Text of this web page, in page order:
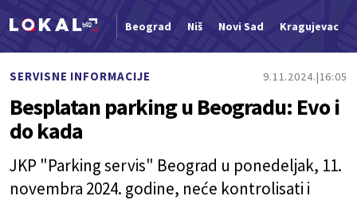
Beograd Niš Novi Sad Kragujevac
SERVISNE INFORMACIJE 9.11.2024. 16:05
Besplatan parking u Beogradu: Evo i
do kada
JKP "Parking servis" Beograd u ponedeljak, 11.
novembra 2024. godine, neće kontrolisati i